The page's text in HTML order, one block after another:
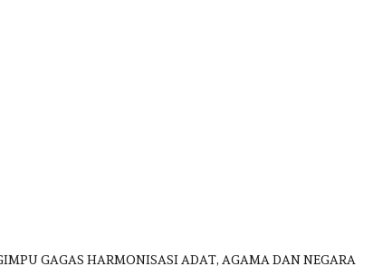
GAGAS HARMONISASI ADAT, AGAMA DAN NEGARA